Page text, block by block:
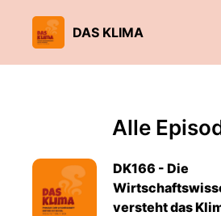
DAS KLIMA
Alle
DK166 - Die
versteht das